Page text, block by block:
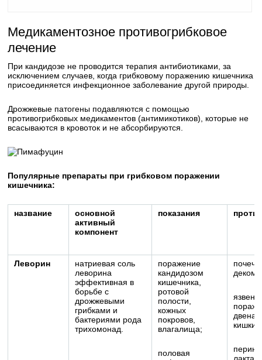
Медикаментозное противогрибковое
лечение
При кандидозе не проводится терапия антибиотиками, за
исключением случаев, когда грибковому поражению кишечника
присоединяется инфекционное заболевание другой природы.
Дрожжевые патогены подавляются с помощью
противогрибковых медикаментов (антимикотиков), которые не
всасываются в кровоток и не абсорбируются.
Популярные препараты при грибковом поражении
кишечника:
название
основной
активный
компонент
показания
Леворин
натриевая соль
леворина
эффективная в
борьбе с
дрожжевыми
грибками и
бактериями рода
трихомонад.
поражение
кандидозом
кишечника,
ротовой
полости,
кожных
покровов,
влагалища;
половая
кишки